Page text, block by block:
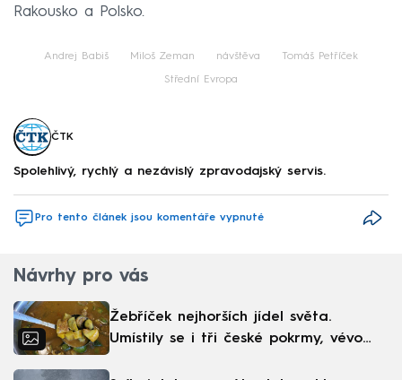
Rakousko a Polsko.
Andrej Babiš Miloš Zeman návštěva Tomáš Petříček
Střední Evropa
ČTK
Spolehlivý, rychlý a nezávislý zpravodajský servis.
Pro tento článek jsou komentáře vypnuté
Návrhy pro vás
Žebříček nejhorších jídel světa.
Umístily se i tři české pokrmy, vévodí